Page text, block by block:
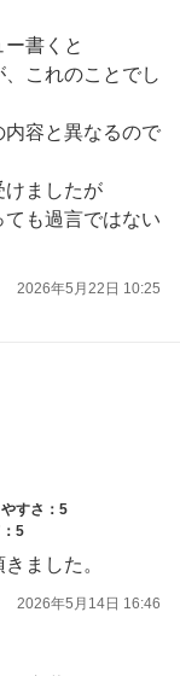
書くと
これのことでし
内容と異なるので
けましたが
も過言ではない
2026年5月22日 10:25
すさ：5
5
ました。
2026年5月14日 16:46